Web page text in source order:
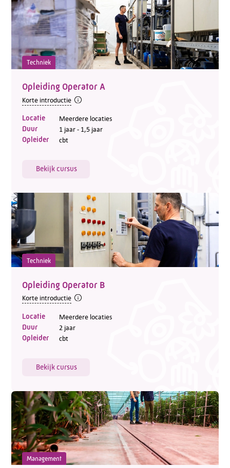
Techniek
Opleiding Operator A
Korte introductie
Locatie Meerdere locaties
Duur 1 jaar - 1,5 jaar
Opleider cbt
Bekijk cursus
Techniek
Opleiding Operator B
Korte introductie
Locatie Meerdere locaties
Duur 2 jaar
Opleider cbt
Bekijk cursus
Management